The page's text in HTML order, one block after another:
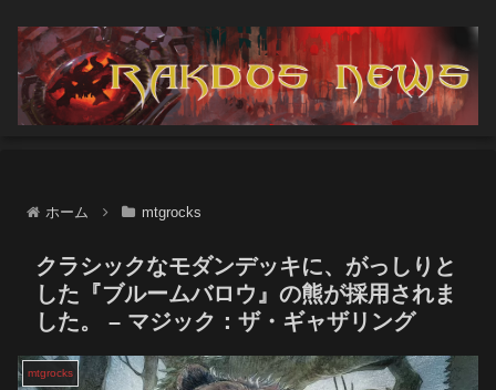
ホーム mtgrocks
クラシックなモダンデッキに、がっしりと
した『ブルームバロウ』の熊が採用されま
した。 – マジック：ザ・ギャザリング
mtgrocks